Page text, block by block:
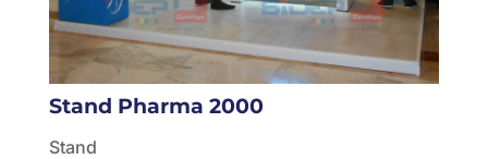
Stand Pharma 2000
Stand